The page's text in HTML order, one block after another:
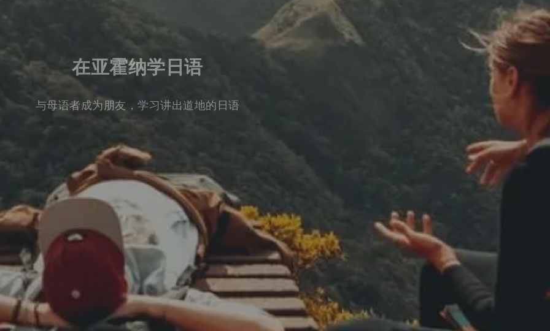
在亚霍纳学日语
与母语者成为朋友，学习讲出道地的日语